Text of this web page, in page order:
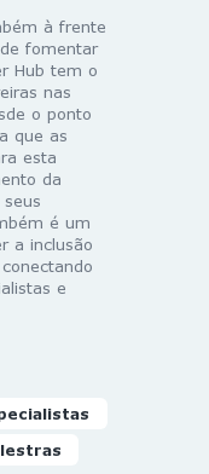
à frente
fomentar
Hub tem o
nas
o ponto
que as
esta
da
é um
a inclusão
e